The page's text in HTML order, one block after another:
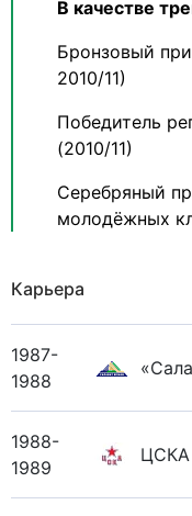
В качестве
Бронзовый
2010/11)
Победитель
(2010/11)
Серебряный
молодёжных
Карьера
1987-
1988
1988-
1989
ЦСКА